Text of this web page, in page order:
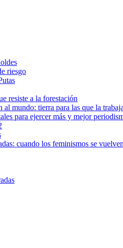
riesgo
resiste a la forestación
al mundo: tierra para las que la
para ejercer más y mejor
cuando los feminismos se